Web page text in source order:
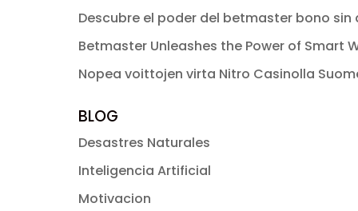
Descubre el poder del betmaster bono
Betmaster Unleashes the Power of Smart
Nopea voittojen virta Nitro Casinolla
BLOG
Desastres Naturales
Inteligencia Artificial
Motivacion